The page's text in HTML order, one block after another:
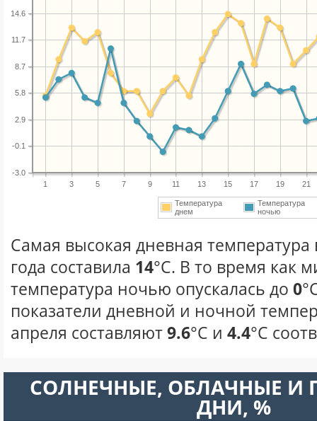
1 3 5 7 9 11 13 15 17 19 21
-3.0
-0.1
2.9
5.8
8.7
11.7
14.6
Температура
днем
Температура
ночью
Самая высокая дневная температура
года составила 14°С. В то время как
температура ночью опускалась до 0
показатели дневной и ночной
апреля составляют9.6°С и 4.4°С
CОЛНЕЧНЫЕ, ОБЛАЧНЫЕ И
ДНИ, %